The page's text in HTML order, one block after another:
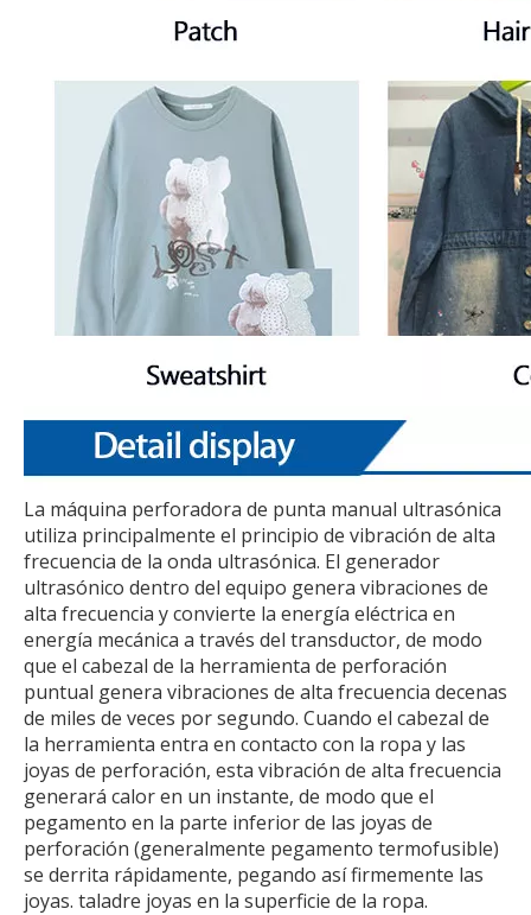
La máquina perforadora de punta manual ultrasónica
utiliza principalmente el principio de vibración de alta
frecuencia de la onda ultrasónica. El generador
ultrasónico dentro del equipo genera vibraciones de
alta frecuencia y convierte la energía eléctrica en
energía mecánica a través del transductor, de modo
que el cabezal de la herramienta de perforación
puntual genera vibraciones de alta frecuencia decenas
de miles de veces por segundo. Cuando el cabezal de
la herramienta entra en contacto con la ropa y las
joyas de perforación, esta vibración de alta frecuencia
generará calor en un instante, de modo que el
pegamento en la parte inferior de las joyas de
perforación (generalmente pegamento termofusible)
se derrita rápidamente, pegando así firmemente las
joyas. taladre joyas en la superficie de la ropa.